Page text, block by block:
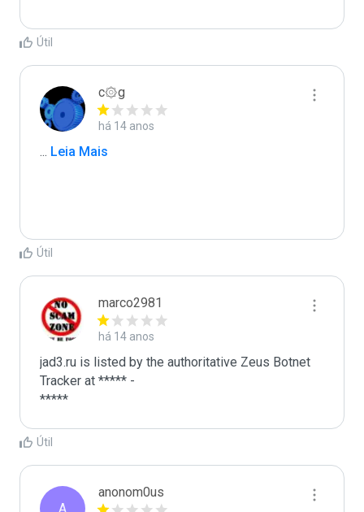
Útil
c۞g
há 14 anos
... Leia Mais
Útil
marco2981
há 14 anos
jad3.ru is listed by the authoritative Zeus Botnet
Tracker at ***** -
*****
Útil
A
anonom0us